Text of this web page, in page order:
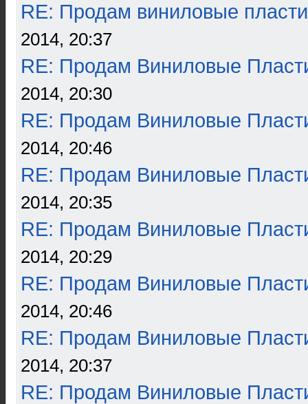
RE: Продам виниловые
2014, 20:37
RE: Продам Виниловые
2014, 20:30
RE: Продам Виниловые
2014, 20:46
RE: Продам Виниловые
2014, 20:35
RE: Продам Виниловые
2014, 20:29
RE: Продам Виниловые
2014, 20:46
RE: Продам Виниловые
2014, 20:37
RE: Продам Виниловые